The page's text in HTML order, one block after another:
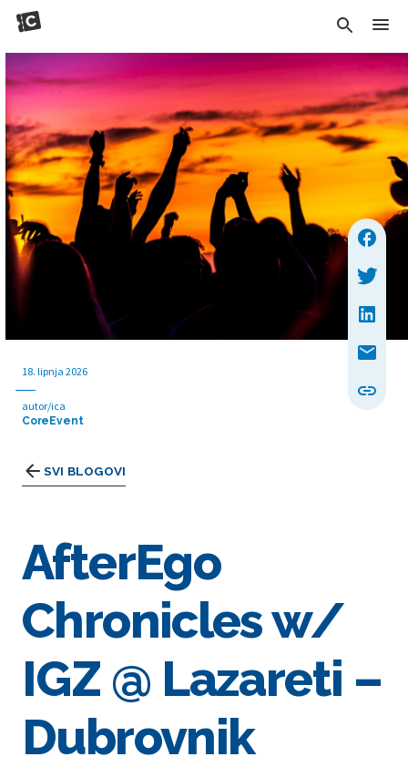
SVI BLOGOVI
18. lipnja 2026
autor/ica
CoreEvent
AfterEgo
Chronicles w/
IGZ @ Lazareti –
Dubrovnik